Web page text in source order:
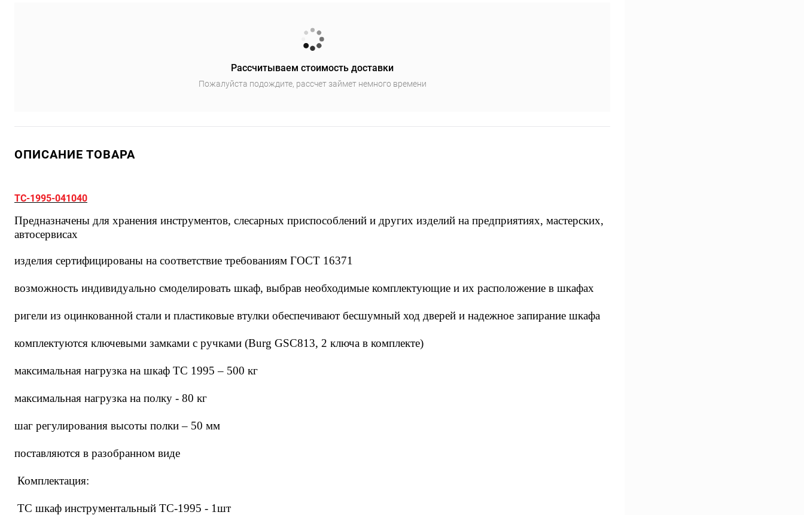
Рассчитываем стоимость доставки
Пожалуйста подождите, рассчет займет немного времени
ОПИСАНИЕ ТОВАРА
TC-1995-041040
Предназначены для хранения инструментов, слесарных приспособлений и других изделий на предприятиях, мастерских,
автосервисах
изделия сертифицированы на соответствие требованиям ГОСТ 16371
возможность индивидуально смоделировать шкаф, выбрав необходимые комплектующие и их расположение в шкафах
ригели из оцинкованной стали и пластиковые втулки обеспечивают бесшумный ход дверей и надежное запирание шкафа
комплектуются ключевыми замками с ручками (Burg GSC813, 2 ключа в комплекте)
максимальная нагрузка на шкаф ТС 1995 – 500 кг
максимальная нагрузка на полку - 80 кг
шаг регулирования высоты полки – 50 мм
поставляются в разобранном виде
Комплектация:
TC шкаф инструментальный TC-1995 - 1шт